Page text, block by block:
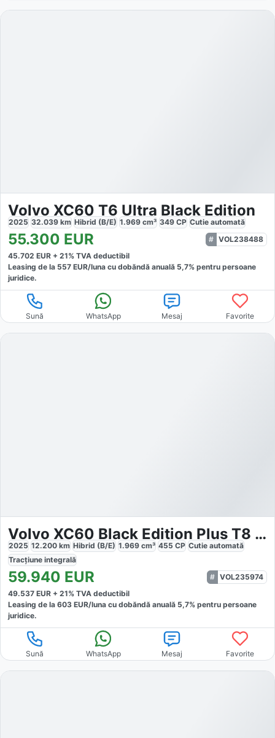
Volvo XC60 T6 Ultra Black Edition
2025 32.039 km Hibrid (B/E) 1.969 cm³ 349 CP Cutie automată
55.300 EUR
VOL238488
45.702 EUR + 21% TVA deductibil
Leasing de la 557 EUR/luna cu dobăndă anuală 5,7% pentru persoane
juridice.
Sună WhatsApp Mesaj Favorite
Volvo XC60 Black Edition Plus T8 AWD
2025 12.200 km Hibrid (B/E) 1.969 cm³ 455 CP Cutie automată
Tracțiune integrală
59.940 EUR
VOL235974
49.537 EUR + 21% TVA deductibil
Leasing de la 603 EUR/luna cu dobăndă anuală 5,7% pentru persoane
juridice.
Sună WhatsApp Mesaj Favorite